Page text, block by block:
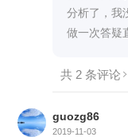
分析了，我
做一次答疑
共 2 条评论
guozg86
2019-11-03